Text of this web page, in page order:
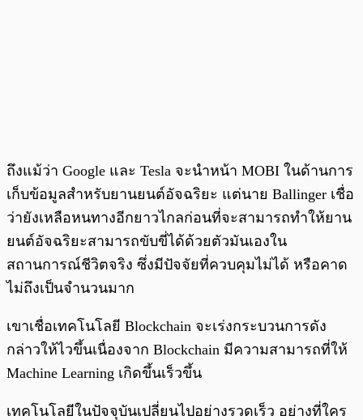
ถึงแม้ว่า Google และ Tesla จะนำหน้า MOBI ในด้านการ
เก็บข้อมูลสำหรับยานยนต์อัจฉริยะ แต่นาย Ballinger เชื่อ
ว่ายังเหลือหนทางอีกยาวไกลก่อนที่จะสามารถทำให้ยาน
ยนต์อัจฉริยะสามารถขับขี่ได้ด้วยตัวมันเองใน
สถานการณ์ชีวิตจริง ซึ่งมีปัจจัยที่ควบคุมไม่ได้ หรือคาด
ไม่ถึงเป็นจำนวนมาก
เขาเชื่อเทคโนโลยี Blockchain จะเร่งกระบวนการดัง
กล่าวให้ไวขึ้นเนื่องจาก Blockchain มีความสามารถที่ให้
Machine Learning เกิดขึ้นเร็วขึ้น
เทคโนโลยีในปัจจุบันเปลี่ยนไปอย่างรวดเร็ว อย่างที่ใคร